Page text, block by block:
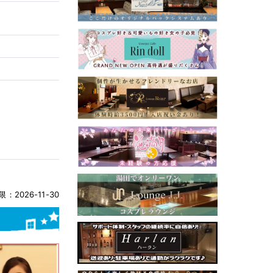
：2026-11-30